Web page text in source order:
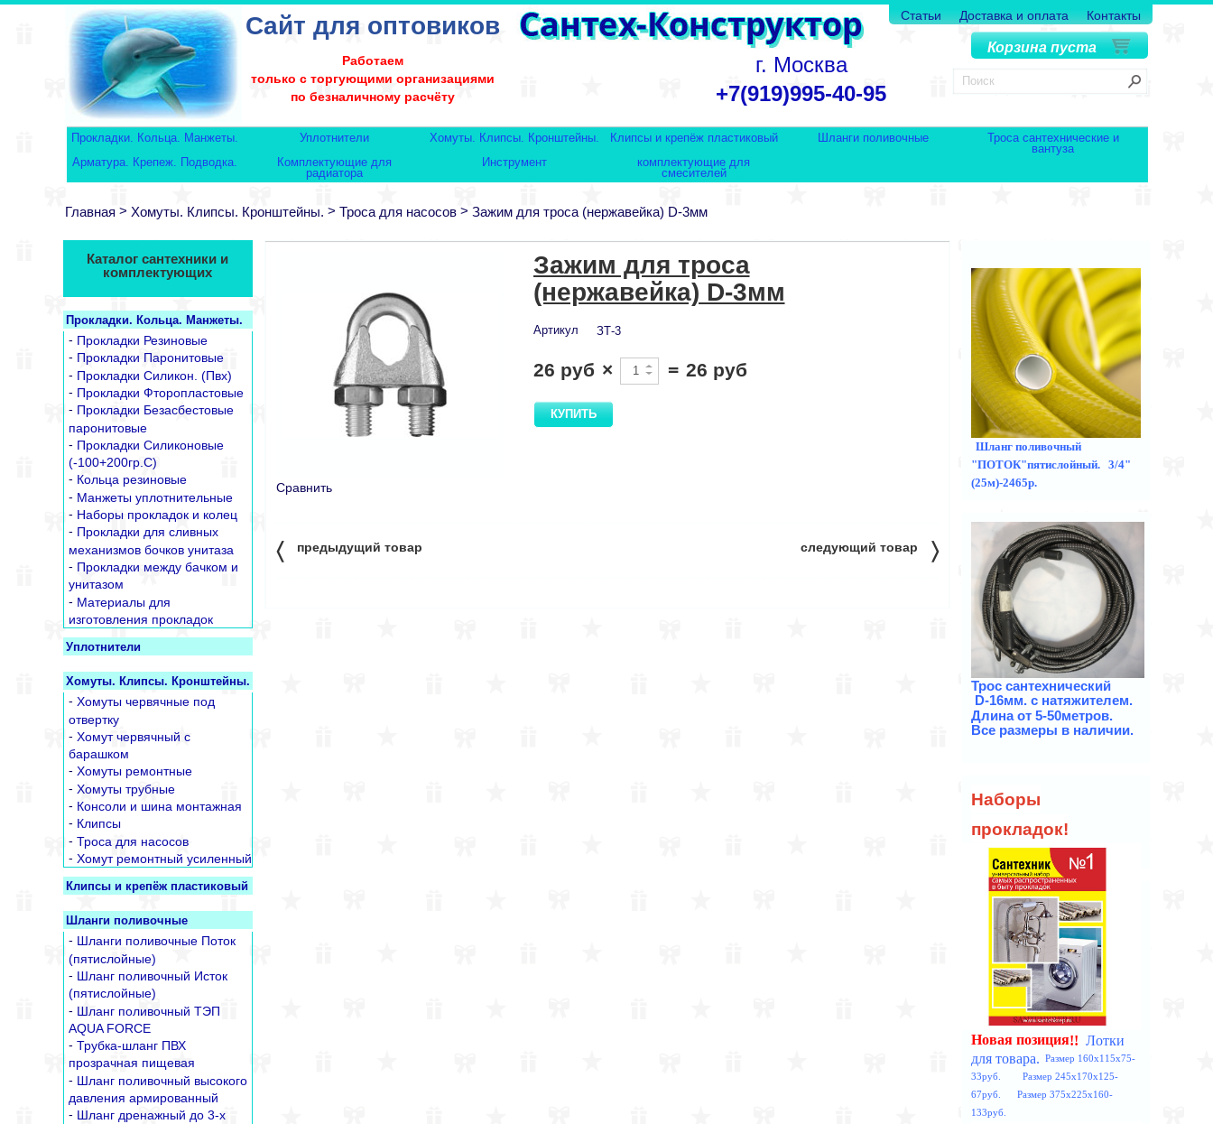
Статьи Доставка и оплата Контакты
Сайт для оптовиков
Работаем
только с торгующими организациями
по безналичному расчёту
г. Москва
+7(919)995-40-95
Корзина пуста
Прокладки. Кольца. Манжеты. Уплотнители Хомуты. Клипсы. Кронштейны. Клипсы и крепёж пластиковый Шланги поливочные
Троса сантехнические и
вантуза
Арматура. Крепеж. Подводка.
Комплектующие для
радиатора
Инструмент
комплектующие для
смесителей
Главная > Хомуты. Клипсы. Кронштейны. > Троса для насосов > Зажим для троса (нержавейка) D-3мм
Сравнить
Зажим для троса
(нержавейка) D-3мм
Артикул ЗТ-3
26 руб × = 26 руб
〈 предыдущий товар следующий товар 〉
Каталог сантехники и
комплектующих
Прокладки. Кольца. Манжеты.
- Прокладки Резиновые
- Прокладки Паронитовые
- Прокладки Силикон. (Пвх)
- Прокладки Фторопластовые
- Прокладки Безасбестовые
паронитовые
- Прокладки Силиконовые
(-100+200гр.С)
- Кольца резиновые
- Манжеты уплотнительные
- Наборы прокладок и колец
- Прокладки для сливных
механизмов бочков унитаза
- Прокладки между бачком и
унитазом
- Материалы для
изготовления прокладок
Уплотнители
Хомуты. Клипсы. Кронштейны.
- Хомуты червячные под
отвертку
- Хомут червячный с
барашком
- Хомуты ремонтные
- Хомуты трубные
- Консоли и шина монтажная
- Клипсы
- Троса для насосов
- Хомут ремонтный усиленный
Клипсы и крепёж пластиковый
Шланги поливочные
- Шланги поливочные Поток
(пятислойные)
- Шланг поливочный Исток
(пятислойные)
- Шланг поливочный ТЭП
AQUA FORCE
- Трубка-шланг ПВХ
прозрачная пищевая
- Шланг поливочный высокого
давления армированный
- Шланг дренажный до 3-х
Шланг поливочный
"ПОТОК"пятислойный. 3/4"
(25м)-2465р.
Троссантехнический
D-16мм. с натяжителем.
Длина от 5-50метров.
Все размеры в наличии.
Наборы
прокладок!
Новая позиция!! Лотки
для товара.
Размер 160x115x75-
33руб. Размер 245x170x125-
67руб. Размер 375x225x160-
133руб.